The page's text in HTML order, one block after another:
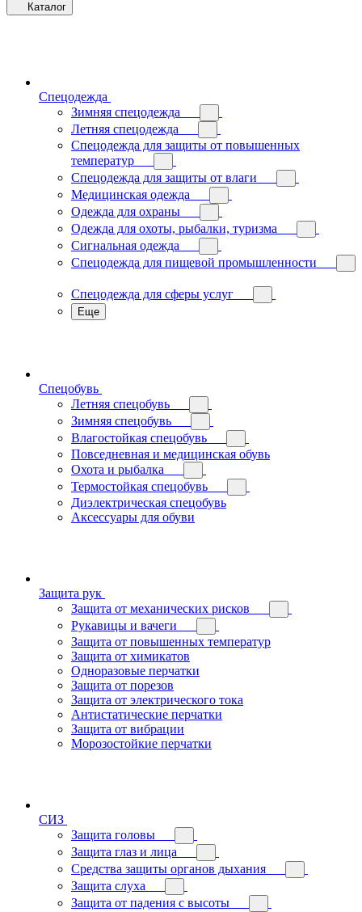
Каталог
Спецодежда
Зимняя спецодежда
Летняя спецодежда
Спецодежда для защиты от повышенных
температур
Спецодежда для защиты от влаги
Медицинская одежда
Одежда для охраны
Одежда для охоты, рыбалки, туризма
Сигнальная одежда
Спецодежда для пищевой промышленности
Спецодежда для сферы услуг
Еще
Спецобувь
Летняя спецобувь
Зимняя спецобувь
Влагостойкая спецобувь
Повседневная и медицинская обувь
Охота и рыбалка
Термостойкая спецобувь
Диэлектрическая спецобувь
Аксессуары для обуви
Защита рук
Защита от механических рисков
Рукавицы и вачеги
Защита от повышенных температур
Защита от химикатов
Одноразовые перчатки
Защита от порезов
Защита от электрического тока
Антистатические перчатки
Защита от вибрации
Морозостойкие перчатки
СИЗ
Защита головы
Защита глаз и лица
Средства защиты органов дыхания
Защита слуха
Защита от падения с высоты